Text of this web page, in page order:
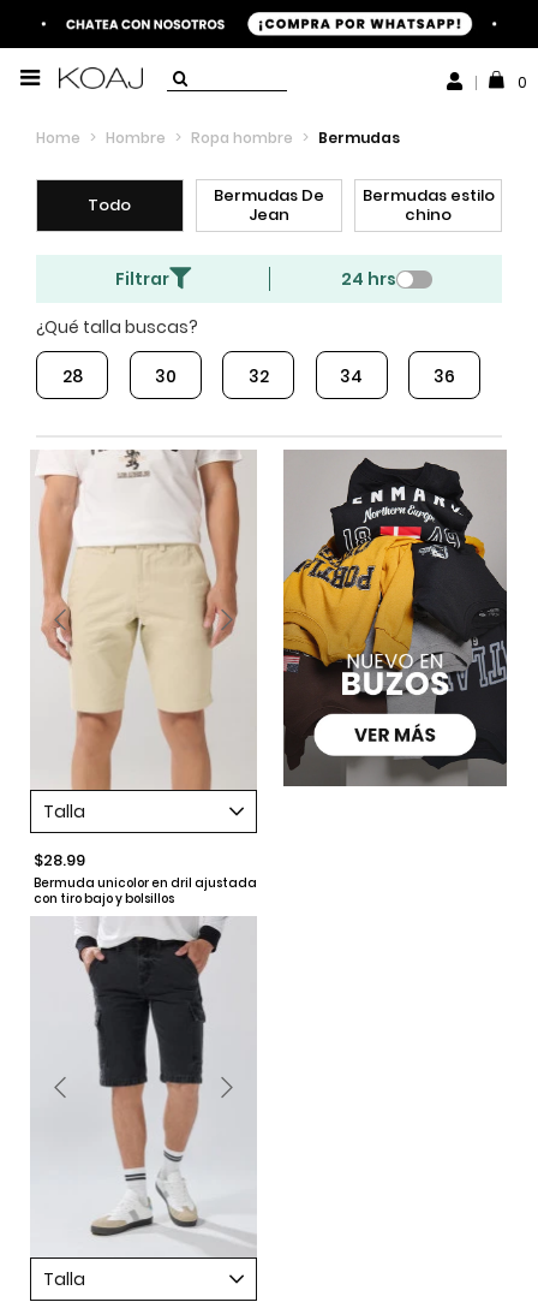
0
Home > Hombre > Ropa hombre > Bermudas
Todo
Bermudas De
Jean
Bermudas estilo
chino
Filtrar
24 hrs
¿Qué talla buscas?
28 30 32 34 36
Talla
$28.99
Bermuda unicolor en dril ajustada
con tiro bajo y bolsillos
Talla